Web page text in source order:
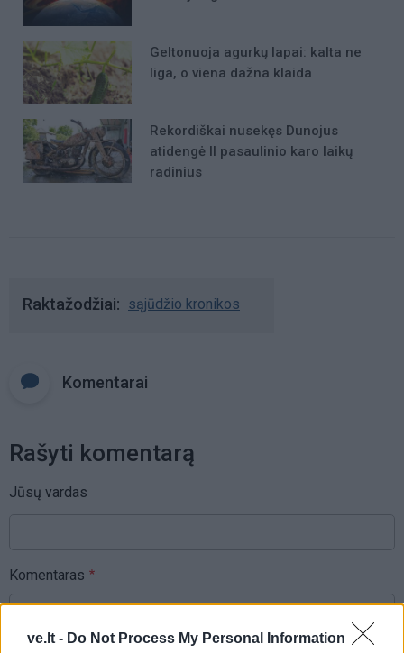
ve.lt - Do Not Process My Personal Information
Geltonuoja agurkų lapai: kalta ne
liga, o viena dažna klaida
Rekordiškai nusekęs Dunojus
atidengė II pasaulinio karo laikų
radinius
Raktažodžiai sąjūdžio kronikos
Komentarai
Rašyti komentarą
Jūsų vardas
Komentaras